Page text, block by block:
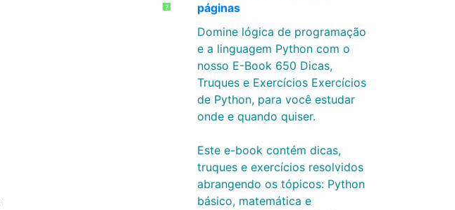
?
páginas
Domine lógica de programação
e a linguagem Python com o
nosso E-Book 650 Dicas,
Truques e Exercícios Exercícios
de Python, para você estudar
onde e quando quiser.
Este e-book contém dicas,
truques e exercícios resolvidos
abrangendo os tópicos: Python
básico, matemática e